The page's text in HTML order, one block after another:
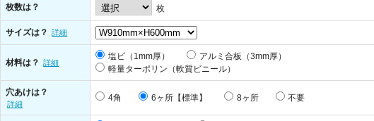
枚数は？ 枚
サイズは？ 詳細
材料は？ 詳細
塩ビ（1mm厚）
アルミ合板（3mm厚）
軽量ターポリン（軟質ビニール）
穴あけは？
詳細
4角 6ヶ所【標準】 8ヶ所 不要